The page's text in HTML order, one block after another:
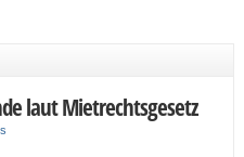
laut Mietrechtsgesetz